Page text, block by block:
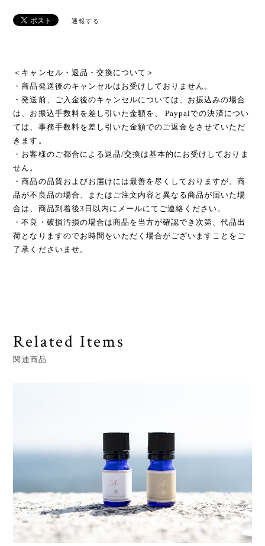
通報する
＜キャンセル・返品・交換について＞
・商品発送後のキャンセルはお受けしておりません。
・発送前、ご入金後のキャンセルについては、お振込みの場合
は、お振込手数料を差し引いた金額を、 Paypalでの決済につい
ては、事務手数料を差し引いた金額でのご返金をさせていただ
きます。
・お客様のご都合による返品/交換は基本的にお受けしておりま
せん。
・商品の品質およびお届けには最善を尽くしておりますが、商
品が不良品の場合、またはご注文内容と異なる商品が届いた場
合は、商品到着後3日以内にメールにてご連絡ください。
・不良・破損汚損の場合は商品を当方が確認でき次第、代品出
荷となりますのでお時間をいただく場合がございますことをご
了承くださいませ。
Related Items
関連商品